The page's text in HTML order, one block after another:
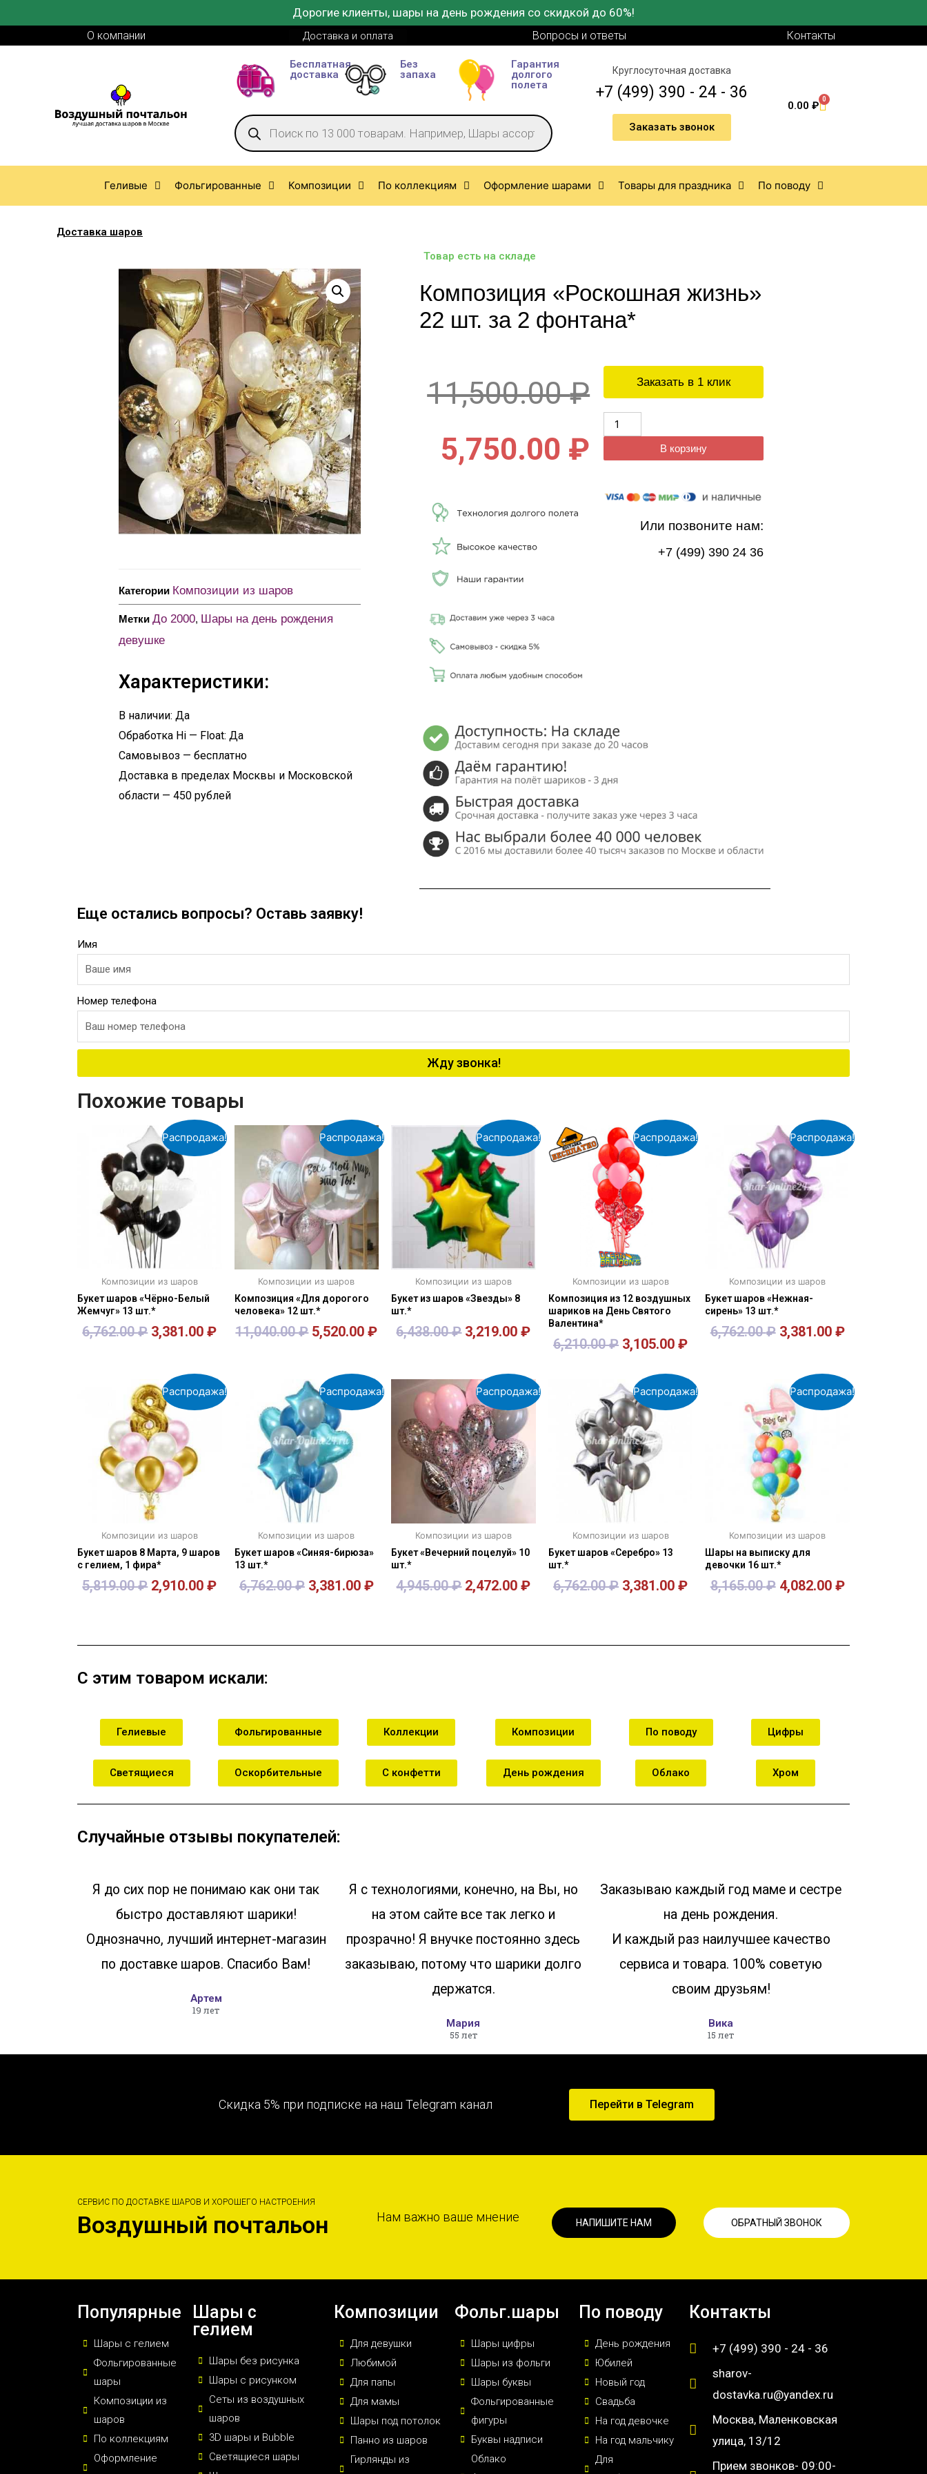
Дорогие клиенты, шары на день рождения со скидкой до 60%!
О компании Доставка и оплата Вопросы и ответы Контакты
Бесплатная
доставка
Без
запаха
Гарантия
долгого
полета
Круглосуточная доставка
+7 (499) 390 - 24 - 36
Заказать звонок
0.00₽ 0
Геливые Фольгированные Композиции По коллекциям Оформление шарами Товары для праздника По поводу
Доставка шаров
Категории Композиции из шаров
Метки До 2000, Шары на день рождения
девушке
Характеристики:
В наличии: Да
Обработка Hi — Float: Да
Самовывоз — бесплатно
Доставка в пределах Москвы и Московской
области — 450 рублей
Товар есть на складе
Композиция «Роскошная жизнь»
22 шт. за 2 фонтана*
11,500.00₽
5,750.00 ₽
Заказать в 1 клик
В корзину
Или позвоните нам:
+7 (499) 390 24 36
Еще остались вопросы? Оставь заявку!
Имя
Номер телефона
Жду звонка!
Похожие товары
Распродажа!
Композиции из шаров
Букет шаров «Чёрно-Белый
Жемчуг» 13 шт.*
6,762.00₽ 3,381.00₽
Распродажа!
Композиции из шаров
Композиция «Для дорогого
человека» 12 шт.*
11,040.00₽ 5,520.00₽
Распродажа!
Композиции из шаров
Букет из шаров «Звезды» 8
шт.*
6,438.00₽ 3,219.00₽
Распродажа!
Композиции из шаров
Композиция из 12 воздушных
шариков на День Святого
Валентина*
6,210.00₽ 3,105.00₽
Распродажа!
Композиции из шаров
Букет шаров «Нежная-
сирень» 13 шт.*
6,762.00₽ 3,381.00 ₽
Распродажа!
Композиции из шаров
Букет шаров 8 Марта, 9 шаров
с гелием, 1 фира*
5,819.00₽ 2,910.00₽
Распродажа!
Композиции из шаров
Букет шаров «Синяя-бирюза»
13 шт.*
6,762.00₽ 3,381.00 ₽
Распродажа!
Композиции из шаров
Букет «Вечерний поцелуй» 10
шт.*
4,945.00₽ 2,472.00₽
Распродажа!
Композиции из шаров
Букет шаров «Серебро» 13
шт.*
6,762.00₽ 3,381.00₽
Распродажа!
Композиции из шаров
Шары на выписку для
девочки 16 шт.*
8,165.00₽ 4,082.00 ₽
С этим товаром искали:
Гелиевые
Светящиеся
Фольгированные
Оскорбительные
Коллекции
С конфетти
Композиции
День рождения
По поводу
Облако
Цифры
Хром
Случайные отзывы покупателей:
Я до сих пор не понимаю как они так
быстро доставляют шарики!
Однозначно, лучший интернет-магазин
по доставке шаров. Спасибо Вам!
Артем
19 лет
Я с технологиями, конечно, на Вы, но
на этом сайте все так легко и
прозрачно! Я внучке постоянно здесь
заказываю, потому что шарики долго
держатся.
Мария
55 лет
Заказываю каждый год маме и сестре
на день рождения.
И каждый раз наилучшее качество
сервиса и товара. 100% советую
своим друзьям!
Вика
15 лет
Скидка 5% при подписке на наш Telegram канал Перейти в Telegram
СЕРВИС ПО ДОСТАВКЕ ШАРОВ И ХОРОШЕГО НАСТРОЕНИЯ
Воздушный почтальон Нам важно ваше мнение НАПИШИТЕ НАМ ОБРАТНЫЙ ЗВОНОК
Популярные
Шары с гелием
Фольгированные
шары
Композиции из
шаров
По коллекциям
Оформление
Шары с
гелием
Шары без рисунка
Шары с рисунком
Сеты из воздушных
шаров
3D шары и Bubble
Светящиеся шары
Композиции
Для девушки
Любимой
Для папы
Для мамы
Шары под потолок
Панно из шаров
Гирлянды из
Фольг.шары
Шары цифры
Шары из фольги
Шары буквы
Фольгированные
фигуры
Буквы надписи
Облако
По поводу
День рождения
Юбилей
Новый год
Свадьба
На год девочке
На год мальчику
Для
Контакты
+7 (499) 390 - 24 - 36
sharov-
dostavka.ru@yandex.ru
Москва, Маленковская
улица, 13/12
Прием звонков- 09:00-